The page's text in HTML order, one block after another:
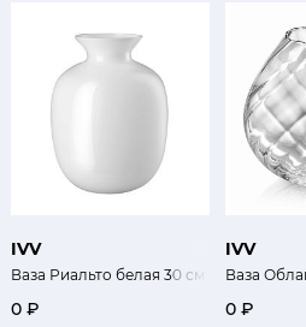
IVV
Ваза Риальто белая 30 см
0 ₽
IVV
Ваза
0 ₽